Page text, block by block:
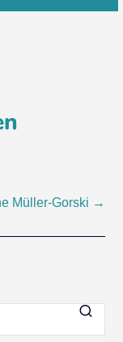
Müller-Gorski →